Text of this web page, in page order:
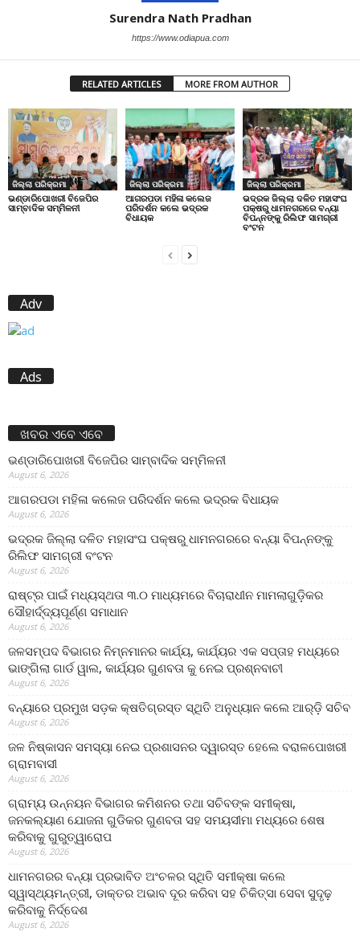
Surendra Nath Pradhan
https://www.odiapua.com
RELATED ARTICLES MORE FROM AUTHOR
ଜିଲ୍ଲା ପରିକ୍ରମା
ଭଣ୍ଡାରିପୋଖରୀ ବିଜେପିର
ସାମ୍ବାଦିକ ସମ୍ମିଳନୀ
ଜିଲ୍ଲା ପରିକ୍ରମା
ଆଗରପଡା ମହିଳା କଲେଜ
ପରିଦର୍ଶନ କଲେ ଭଦ୍ରକ
ବିଧାୟକ
ଜିଲ୍ଲା ପରିକ୍ରମା
ଭଦ୍ରକ ଜିଲ୍ଲା ଦଳିତ ମହାସଂଘ
ପକ୍ଷରୁ ଧାମନଗରରେ ବନ୍ୟା
ବିପନ୍ନଙ୍କୁ ରିଲିଫ ସାମଗ୍ରୀ
ବଂଟନ
Adv
Ads
ଖବର ଏବେ ଏବେ
ଭଣ୍ଡାରିପୋଖରୀ ବିଜେପିର ସାମ୍ବାଦିକ ସମ୍ମିଳନୀ
August 6, 2026
ଆଗରପଡା ମହିଳା କଲେଜ ପରିଦର୍ଶନ କଲେ ଭଦ୍ରକ ବିଧାୟକ
August 6, 2026
ଭଦ୍ରକ ଜିଲ୍ଲା ଦଳିତ ମହାସଂଘ ପକ୍ଷରୁ ଧାମନଗରରେ ବନ୍ୟା ବିପନ୍ନଙ୍କୁ
ରିଲିଫ ସାମଗ୍ରୀ ବଂଟନ
August 6, 2026
ରାଷ୍ଟ୍ର ପାଇଁ ମଧ୍ୟସ୍ଥତା ୩.୦ ମାଧ୍ୟମରେ ବିଚାରାଧୀନ ମାମଲାଗୁଡ଼ିକର
ସୌହାର୍ଦ୍ଦ୍ୟପୂର୍ଣ୍ଣ ସମାଧାନ
August 6, 2026
ଜଳସମ୍ପଦ ବିଭାଗର ନିମ୍ନମାନର କାର୍ଯ୍ୟ, କାର୍ଯ୍ୟର ଏକ ସପ୍ତାହ ମଧ୍ୟରେ
ଭାଙ୍ଗିଲା ଗାର୍ଡ ୱାଲ, କାର୍ଯ୍ୟର ଗୁଣବତା କୁ ନେଇ ପ୍ରଶ୍ନବାଚୀ
August 6, 2026
ବନ୍ୟାରେ ପ୍ରମୁଖ ସଡ଼କ କ୍ଷତିଗ୍ରସ୍ତ ସ୍ଥିତି ଅନୁଧ୍ୟାନ କଲେ ଆର୍‌ଡ଼ି ସଚିବ
August 6, 2026
ଜଳ ନିଷ୍କାସନ ସମସ୍ୟା ନେଇ ପ୍ରଶାସନର ଦ୍ୱାରସ୍ତ ହେଲେ ବରାଳପୋଖରୀ
ଗ୍ରାମବାସୀ
August 6, 2026
ଗ୍ରାମ୍ୟ ଉନ୍ନୟନ ବିଭାଗର କମିଶନର ତଥା ସଚିବଙ୍କ ସମୀକ୍ଷା,
ଜନକଲ୍ୟାଣ ଯୋଜନା ଗୁଡିକର ଗୁଣବତା ସହ ସମୟସୀମା ମଧ୍ୟରେ ଶେଷ
କରିବାକୁ ଗୁରୁତ୍ୱାରୋପ
August 6, 2026
ଧାମନଗରର ବନ୍ୟା ପ୍ରଭାବିତ ଅଂଚଳର ସ୍ଥିତି ସମୀକ୍ଷା କଲେ
ସ୍ୱାସ୍ଥ୍ୟମନ୍ତ୍ରୀ, ଡାକ୍ତର ଅଭାବ ଦୂର କରିବା ସହ ଚିକିତ୍ସା ସେବା ସୁଦୃଢ଼
କରିବାକୁ ନିର୍ଦ୍ଦେଶ
August 6, 2026